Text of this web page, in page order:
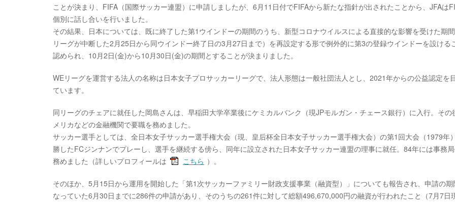
ことが決まり、FIFA（国際サッカー連盟）に申請しましたが、6月11日付でFIFAから新たな指針が出されたことから、JFAは
個別に話し合いを行いました。
その結果、日本については、既に終了した第1ウインドーの期間のうち、新型コロナウイルスによる直接的な影響を受けた期間
リーグが中断した2月25日から同ウインドー終了日の3月27日まで）を再設定する形で例外的に第3の登録ウインドーを設ける
認められ、10月2日(金)から10月30日(金)の期間とすることが決まりました。
WEリーグを運営する法人の名称は日本女子プロサッカーリーグで、法人形態は一般社団法人とし、2021年からの公益認定を
ています。
同リーグのチェアに就任した岡島さんは、早稲田大学卒業後にケミカルバンク（現JPモルガン・チェース銀行）に入行。その
メリカなどの金融機関で要職を務めました。
サッカー選手としては、全日本女子サッカー選手権大会（現、皇后杯全日本女子サッカー選手権大会）の第1回大会（1979年
勝したFCジンナンでプレーし、選手を継続する傍ら、同年に設立された日本女子サッカー連盟の理事に就任。84年には事務
務めました（詳しいプロフィールは
こちら ）。
そのほか、5月15日から運用を開始した「第1次サッカーファミリー財政支援事業（融資型）」についても報告され、申請の期
なっていた6月30日までに286件の申請があり、そのうちの261件に対して総額496,670,000円の融資が行われたこと（7月7日